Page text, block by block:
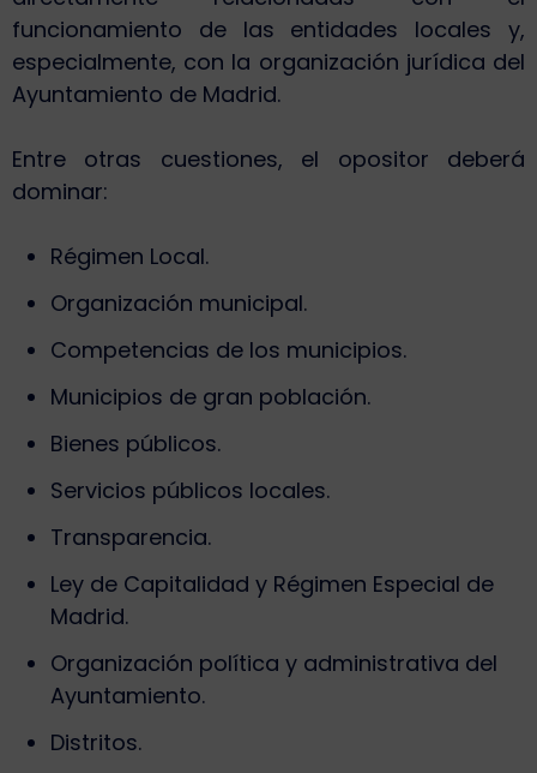
funcionamiento de las entidades locales y,
especialmente, con la organización jurídica del
Ayuntamiento de Madrid.
Entre otras cuestiones, el opositor deberá
dominar:
Régimen Local.
Organización municipal.
Competencias de los municipios.
Municipios de gran población.
Bienes públicos.
Servicios públicos locales.
Transparencia.
Ley de Capitalidad y Régimen Especial de
Madrid.
Organización política y administrativa del
Ayuntamiento.
Distritos.